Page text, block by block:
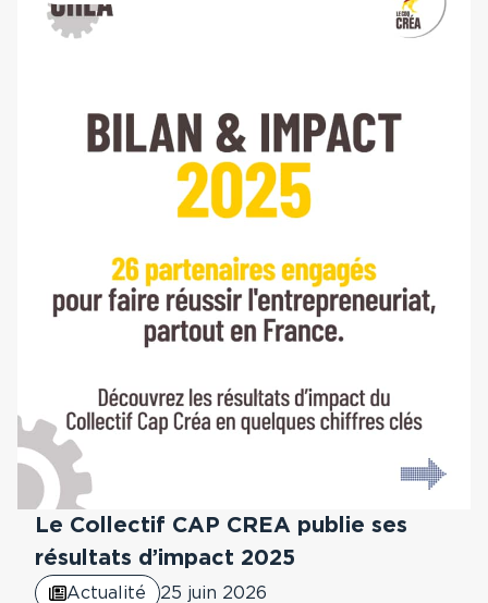
Le Collectif CAP CREA publie ses
résultats d’impact 2025
Actualité 25 juin 2026